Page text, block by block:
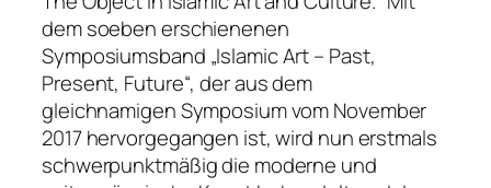
dem soeben erschienenen
Symposiumsband „Islamic Art – Past,
Present, Future“, der aus dem
gleichnamigen Symposium vom November
2017 hervorgegangen ist, wird nun erstmals
schwerpunktmäßig die moderne und